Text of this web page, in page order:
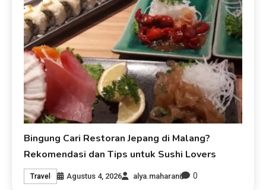
Bingung Cari Restoran Jepang di Malang?
Rekomendasi dan Tips untuk Sushi Lovers
Travel Agustus 4, 2026 alya.maharani 0